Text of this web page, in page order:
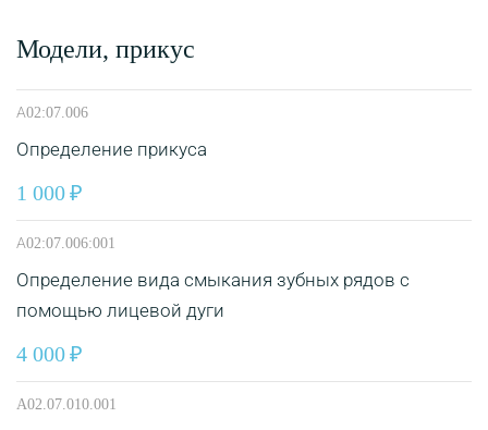
Модели, прикус
А02:07.006
Определение прикуса
1 000
А02:07.006:001
Определение вида смыкания зубных рядов с
помощью лицевой дуги
4 000
A02.07.010.001